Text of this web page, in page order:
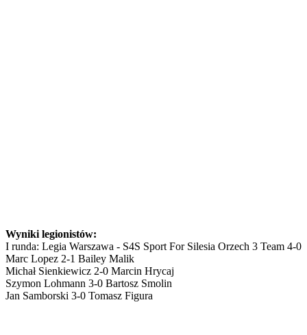
Wyniki legionistów:
I runda: Legia Warszawa - S4S Sport For Silesia Orzech 3 Team 4-0
Marc Lopez 2-1 Bailey Malik
Michał Sienkiewicz 2-0 Marcin Hrycaj
Szymon Lohmann 3-0 Bartosz Smolin
Jan Samborski 3-0 Tomasz Figura